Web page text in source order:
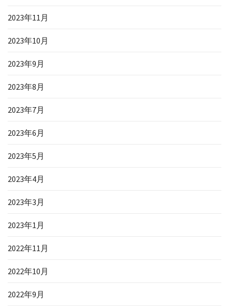
2023年11月
2023年10月
2023年9月
2023年8月
2023年7月
2023年6月
2023年5月
2023年4月
2023年3月
2023年1月
2022年11月
2022年10月
2022年9月